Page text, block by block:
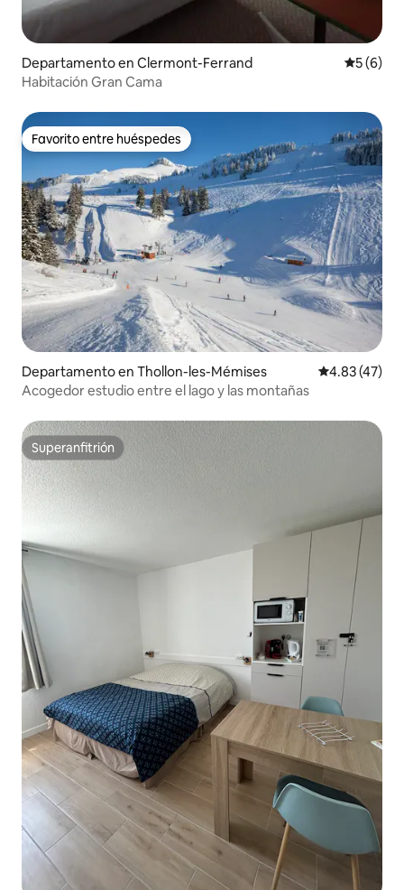
Departamento en Clermont-Ferrand
5 (6)
Habitación Gran Cama
Favorito entre huéspedes
Favorito entre huéspedes
Departamento en Thollon-les-Mémises Calificación
4.83 (47)
Acogedor estudio entre el lago y las montañas
Superanfitrión
Superanfitrión